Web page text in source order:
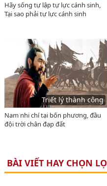
Hãy sống tự lập tự lực cánh sinh,
Tại sao phải tự lực cánh sinh
Triết lý thành công
Nam nhi chí tại bốn phương, đầu
đội trời chân đạp đất
BÀI VIẾT HAY CHỌN